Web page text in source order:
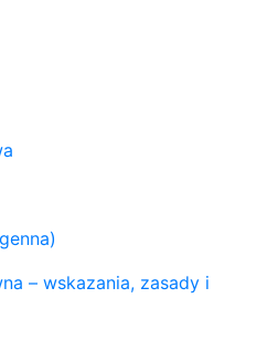
– wskazania, zasady i